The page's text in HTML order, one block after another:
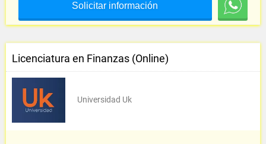
Solicitar información
Licenciatura en Finanzas (Online)
Universidad Uk